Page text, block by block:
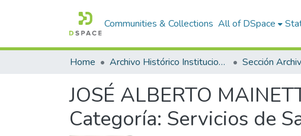
Communities & Collections All of DSpace
Home Archivo Histórico Institucional Sección
JOSÉ ALBERTO
Categoría: Servicios de